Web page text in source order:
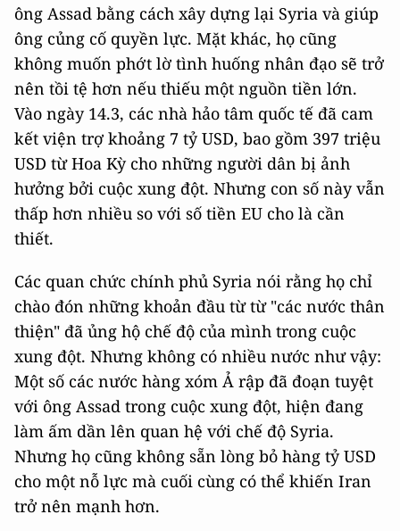
ông Assad bằng cách xây dựng lại Syria và giúp
ông củng cố quyền lực. Mặt khác, họ cũng
không muốn phớt lờ tình huống nhân đạo sẽ trở
nên tồi tệ hơn nếu thiếu một nguồn tiền lớn.
Vào ngày 14.3, các nhà hảo tâm quốc tế đã cam
kết viện trợ khoảng 7 tỷ USD, bao gồm 397 triệu
USD từ Hoa Kỳ cho những người dân bị ảnh
hưởng bởi cuộc xung đột. Nhưng con số này vẫn
thấp hơn nhiều so với số tiền EU cho là cần
thiết.
Các quan chức chính phủ Syria nói rằng họ chỉ
chào đón những khoản đầu từ từ "các nước thân
thiện" đã ủng hộ chế độ của mình trong cuộc
xung đột. Nhưng không có nhiều nước như vậy:
Một số các nước hàng xóm Ả rập đã đoạn tuyệt
với ông Assad trong cuộc xung đột, hiện đang
làm ấm dần lên quan hệ với chế độ Syria.
Nhưng họ cũng không sẵn lòng bỏ hàng tỷ USD
cho một nỗ lực mà cuối cùng có thể khiến Iran
trở nên mạnh hơn.